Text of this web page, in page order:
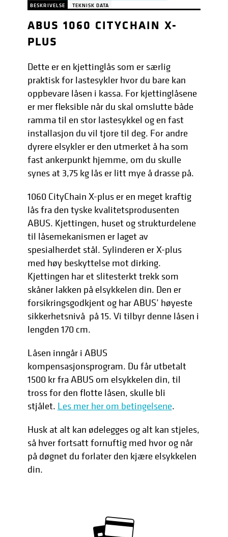
BESKRIVELSE TEKNISK DATA
ABUS 1060 CITYCHAIN X-
PLUS
Dette er en kjettinglås som er særlig
praktisk for lastesykler hvor du bare kan
oppbevare låsen i kassa. For kjettinglåsene
er mer fleksible når du skal omslutte både
ramma til en stor lastesykkel og en fast
installasjon du vil tjore til deg. For andre
dyrere elsykler er den utmerket å ha som
fast ankerpunkt hjemme, om du skulle
synes at 3,75 kg lås er litt mye å drasse på.
1060 CityChain X-plus er en meget kraftig
lås fra den tyske kvalitetsprodusenten
ABUS. Kjettingen, huset og strukturdelene
til låsemekanismen er laget av
spesialherdet stål. Sylinderen er X-plus
med høy beskyttelse mot dirking.
Kjettingen har et slitesterkt trekk som
skåner lakken på elsykkelen din. Den er
forsikringsgodkjent og har ABUS’ høyeste
sikkerhetsnivå på 15. Vi tilbyr denne låsen i
lengden 170 cm.
Låsen inngår i ABUS
kompensasjonsprogram. Du får utbetalt
1500 kr fra ABUS om elsykkelen din, til
tross for den flotte låsen, skulle bli
stjålet. Les mer her om betingelsene.
Husk at alt kan ødelegges og alt kan stjeles,
så hver fortsatt fornuftig med hvor og når
på døgnet du forlater den kjære elsykkelen
din.